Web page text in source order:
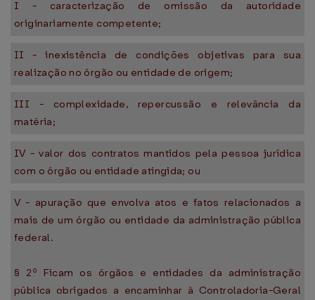
I - caracterização de omissão da autoridade
originariamente competente;
II - inexistência de condições objetivas para sua
realização no órgão ou entidade de origem;
III - complexidade, repercussão e relevância da
matéria;
IV - valor dos contratos mantidos pela pessoa jurídica
com o órgão ou entidade atingida; ou
V - apuração que envolva atos e fatos relacionados a
mais de um órgão ou entidade da administração pública
federal.
§ 2º Ficam os órgãos e entidades da administração
pública obrigados a encaminhar à Controladoria-Geral